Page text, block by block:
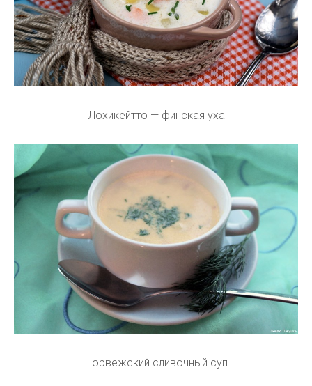
Лохикейтто — финская уха
Норвежский сливочный суп